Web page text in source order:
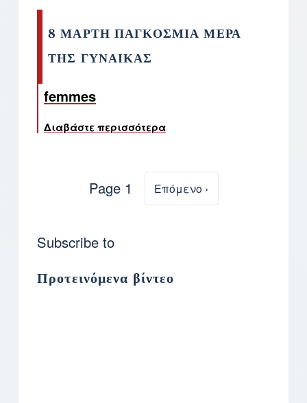
8 ΜΑΡΤΗ ΠΑΓΚΟΣΜΙΑ ΜΕΡΑ
ΤΗΣ ΓΥΝΑΙΚΑΣ
femmes
Διαβάστε περισσότερα
Σελιδοποίηση
Page 1 Next page
Επόμενο ›
Subscribe to
Προτεινόμενα βίντεο